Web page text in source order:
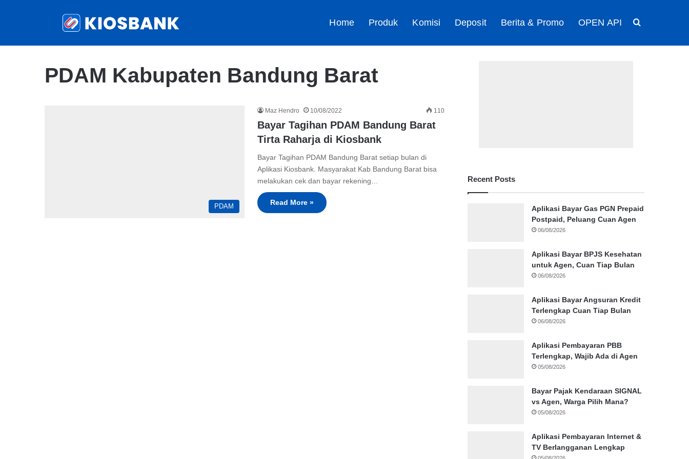
Home Produk Komisi Deposit Berita & Promo OPEN API
PDAM Kabupaten Bandung Barat
PDAM
Maz Hendro 10/08/2022 110
Bayar Tagihan PDAM Bandung Barat
Tirta Raharja di Kiosbank
Bayar Tagihan PDAM Bandung Barat setiap bulan di
Aplikasi Kiosbank. Masyarakat Kab Bandung Barat bisa
melakukan cek dan bayar rekening…
Read More »
Recent Posts
Aplikasi Bayar Gas PGN Prepaid
Postpaid, Peluang Cuan Agen
06/08/2026
Aplikasi Bayar BPJS Kesehatan
untuk Agen, Cuan Tiap Bulan
06/08/2026
Aplikasi Bayar Angsuran Kredit
Terlengkap Cuan Tiap Bulan
06/08/2026
Aplikasi Pembayaran PBB
Terlengkap, Wajib Ada di Agen
05/08/2026
Bayar Pajak Kendaraan SIGNAL
vs Agen, Warga Pilih Mana?
05/08/2026
Aplikasi Pembayaran Internet &
TV Berlangganan Lengkap